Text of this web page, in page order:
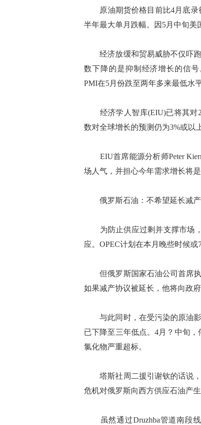
原油期货价格目前比4月底录
半年最大单月跌幅。因5月中旬美
经济放缓和贸易威胁不仅吓跑
数下降的是抑制经济增长的信号
PMI在5月份跌至两年多来最低水平
经济学人智库(EIU)已将其对
数对全球增长的预测仍为3%或以上
EIU首席能源分析师Peter
场人气，并担心今年需求增长将
俄罗斯石油：不希望延长减产
为防止供应过剩并支撑市场，
应。OPEC计划在本月晚些时候或
但俄罗斯国家石油公司首席执
如果减产协议被延长，他将向政府
与此同时，在受污染的原油影
已下降至三年低点。4月？中旬
氯化物严重超标。
塔斯社周二援引谢钦的话说，
危机对俄罗斯向西方供应石油产生
虽然通过Druzhba管道南段线